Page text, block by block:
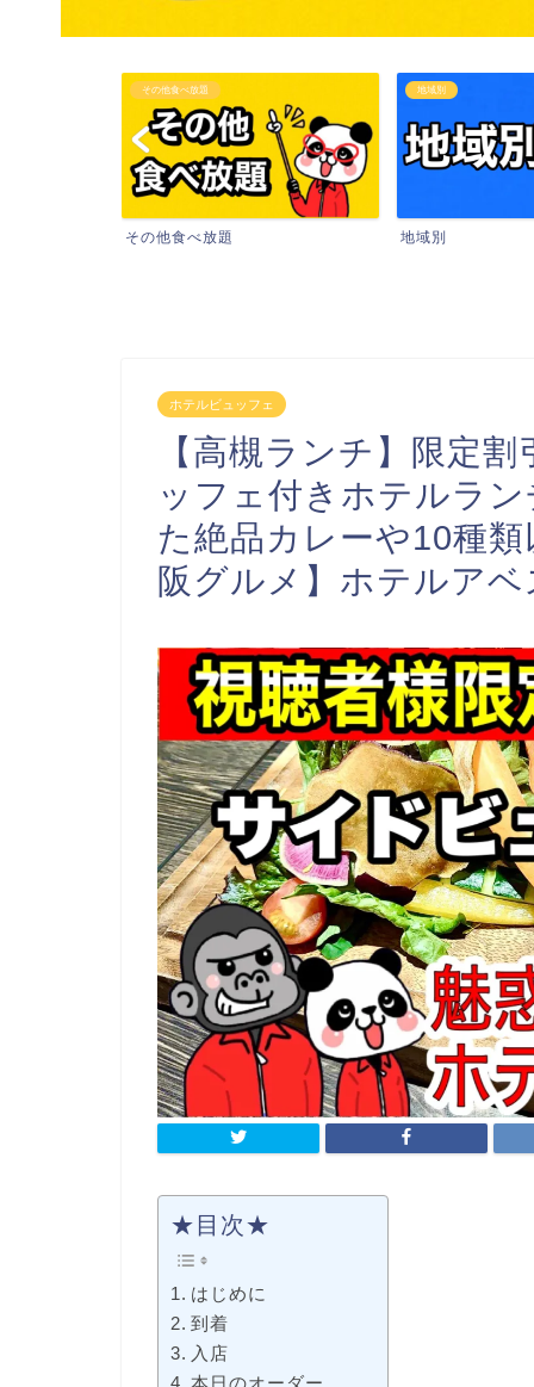
その他食べ放題
その他食べ放題
地域別
地域別
ホテルビュッフェ
【高槻ランチ】限定
ッフェ付きホテルラ
た絶品カレーや10種
阪グルメ】ホテルア
★目次★
はじめに
到着
入店
本日のオーダー